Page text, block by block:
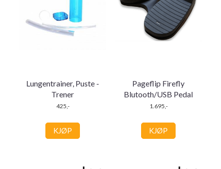
Lungentrainer, Puste -
Trener
425,-
KJØP
Pageflip Firefly
Blutooth/USB Pedal
1.695,-
KJØP